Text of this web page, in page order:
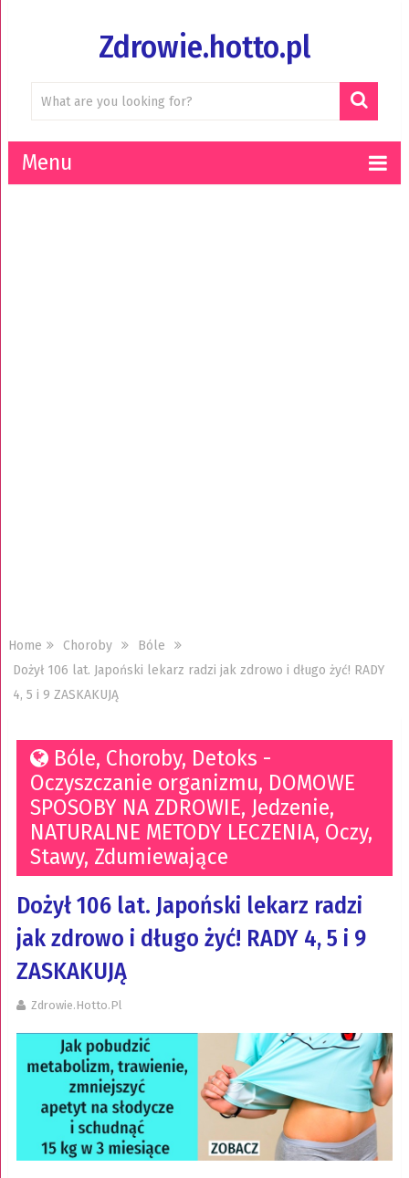
Zdrowie.hotto.pl
Menu
Home Choroby
Bóle
Dożył 106 lat. Japoński lekarz radzi jak zdrowo i długo żyć! RADY
4, 5 i 9 ZASKAKUJĄ
Bóle, Choroby, Detoks -
Oczyszczanie organizmu, DOMOWE
SPOSOBY NA ZDROWIE, Jedzenie,
NATURALNE METODY LECZENIA, Oczy,
Stawy, Zdumiewające
Dożył 106 lat. Japoński lekarz radzi
jak zdrowo i długo żyć! RADY 4, 5 i 9
ZASKAKUJĄ
Zdrowie.hotto.pl